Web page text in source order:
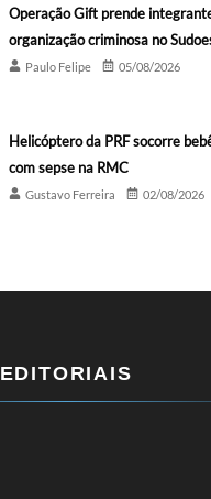
Operação Gift prende
organização criminosa no
Paulo Felipe 05/08/2026
Helicóptero da PRF socorre
com sepse na RMC
Gustavo Ferreira 02/08/2026
EDITORIAIS